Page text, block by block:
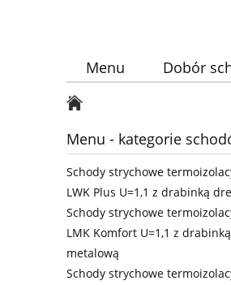
Menu Dobór
Menu - kategorie
Schody strychowe
LWK Plus U=1,1 z drabinką
Schody strychowe
LMK Komfort U=1,1 z drabinką
metalową
Schody strychowe